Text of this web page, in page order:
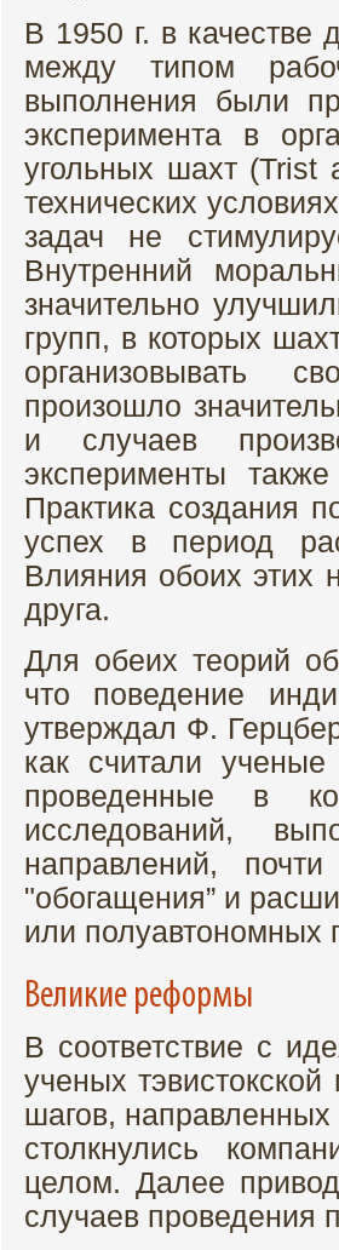
В 1950 г. в качестве
между типом
выполнения были
эксперимента в
угольных шахт (Trist
технических
задач не
Внутренний
значительно
групп, в которых
организовывать
произошло
и случаев
эксперименты
Практика создания
успех в период
Влияния обоих этих
друга.
Для обеих теорий
что поведение
утверждал Ф.
как считали ученые
проведенные в
исследований,
направлений,
"обогащения” и
или полуавтономных
Великие реформы
В соответствие с
ученых
шагов,
столкнулись
целом. Далее
случаев